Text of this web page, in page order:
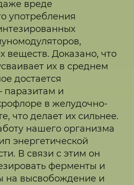
вреде
употребления
веществ. Доказано, что
их в среднем
достается
паразитам и
в желудочно-
что делает их сильнее.
нашего организма
энергетической
В связи с этим он
ферменты и
на высвобождение и